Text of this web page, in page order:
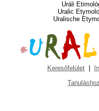
Uráli
Uralic
Uralische
Keresőfelület